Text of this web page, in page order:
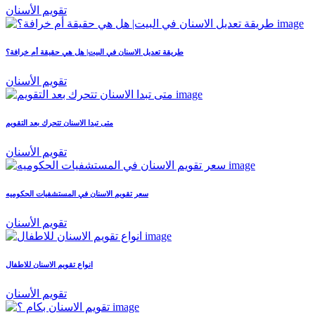
تقويم الأسنان
طريقة تعديل الاسنان في البيت| هل هي حقيقة أم خرافة؟
تقويم الأسنان
متى تبدا الاسنان تتحرك بعد التقويم
تقويم الأسنان
سعر تقويم الاسنان في المستشفيات الحكوميه
تقويم الأسنان
انواع تقويم الاسنان للاطفال
تقويم الأسنان